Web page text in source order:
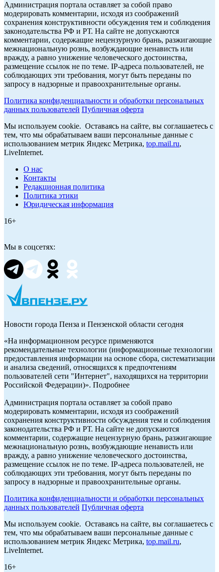
Администрация портала оставляет за собой право
модерировать комментарии, исходя из соображений
сохранения конструктивности обсуждения тем и соблюдения
законодательства РФ и РТ. На сайте не допускаются
комментарии, содержащие нецензурную брань, разжигающие
межнациональную рознь, возбуждающие ненависть или
вражду, а равно унижение человеческого достоинства,
размещение ссылок не по теме. IP-адреса пользователей, не
соблюдающих эти требования, могут быть переданы по
запросу в надзорные и правоохранительные органы.
Политика конфиденциальности и обработки персональных
данных пользователей Публичная оферта
Мы используем cookie. Оставаясь на сайте, вы соглашаетесь с
тем, что мы обрабатываем ваши персональные данные с
использованием метрик Яндекс Метрика, top.mail.ru,
LiveInternet.
О нас
Контакты
Редакционная политика
Политика этики
Юридическая информация
16+
Мы в соцсетях:
Новости города Пенза и Пензенской области сегодня
«На информационном ресурсе применяются
рекомендательные технологии (информационные технологии
предоставления информации на основе сбора, систематизации
и анализа сведений, относящихся к предпочтениям
пользователей сети "Интернет", находящихся на территории
Российской Федерации)». Подробнее
Администрация портала оставляет за собой право
модерировать комментарии, исходя из соображений
сохранения конструктивности обсуждения тем и соблюдения
законодательства РФ и РТ. На сайте не допускаются
комментарии, содержащие нецензурную брань, разжигающие
межнациональную рознь, возбуждающие ненависть или
вражду, а равно унижение человеческого достоинства,
размещение ссылок не по теме. IP-адреса пользователей, не
соблюдающих эти требования, могут быть переданы по
запросу в надзорные и правоохранительные органы.
Политика конфиденциальности и обработки персональных
данных пользователей Публичная оферта
Мы используем cookie. Оставаясь на сайте, вы соглашаетесь с
тем, что мы обрабатываем ваши персональные данные с
использованием метрик Яндекс Метрика, top.mail.ru,
LiveInternet.
16+